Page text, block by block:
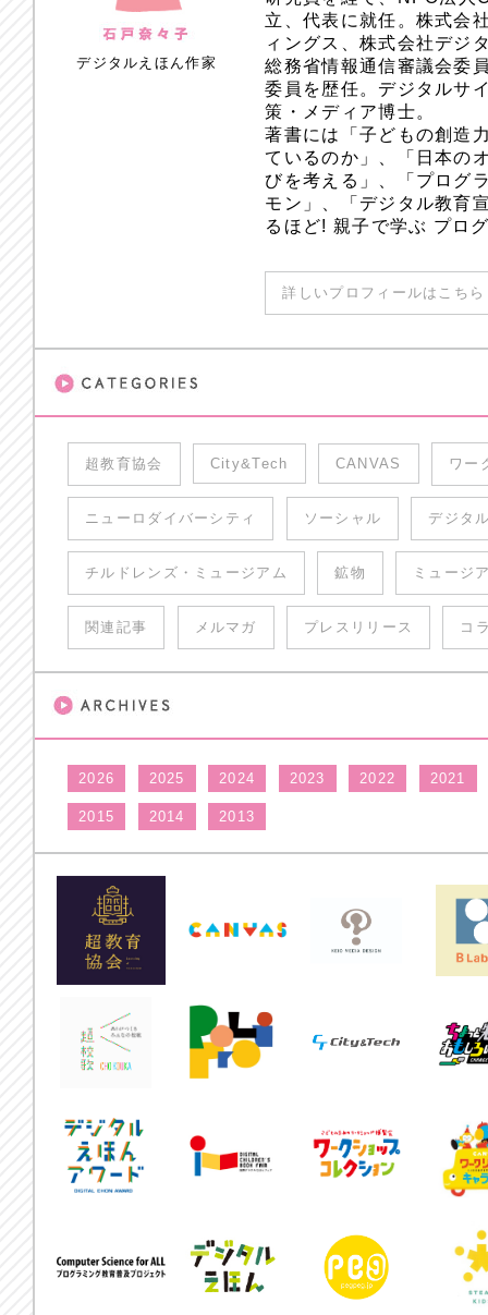
デジタルえほん作家
立、代表に就任。株式会
ィングス、株式会社デジ
総務省情報通信審議会委
委員を歴任。デジタルサ
策・メディア博士。
著書には「子どもの創造
ているのか」、「日本の
びを考える」、「プログ
モン」、「デジタル教育
るほど! 親子で学ぶ プロ
詳しいプロフィールはこち
超教育協会 City&Tech CANVAS ワー
ニューロダイバーシティ ソーシャル デジタ
チルドレンズ・ミュージアム 鉱物 ミュージ
関連記事 メルマガ プレスリリース コ
2026 2025 2024 2023 2022 2021
2015 2014 2013